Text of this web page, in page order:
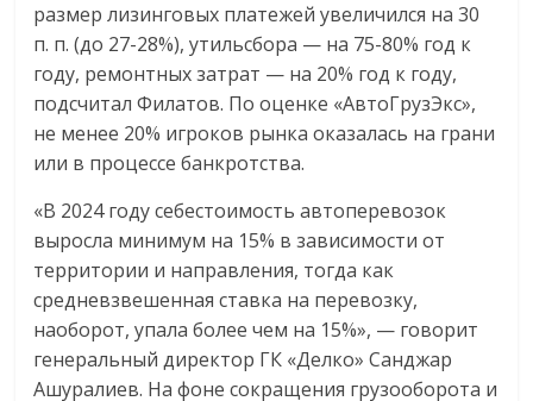
размер лизинговых платежей увеличился на 30
п. п. (до 27-28%), утильсбора — на 75-80% год к
году, ремонтных затрат — на 20% год к году,
подсчитал Филатов. По оценке «АвтоГрузЭкс»,
не менее 20% игроков рынка оказалась на грани
или в процессе банкротства.
«В 2024 году себестоимость автоперевозок
выросла минимум на 15% в зависимости от
территории и направления, тогда как
средневзвешенная ставка на перевозку,
наоборот, упала более чем на 15%», — говорит
генеральный директор ГК «Делко» Санджар
Ашуралиев. На фоне сокращения грузооборота и